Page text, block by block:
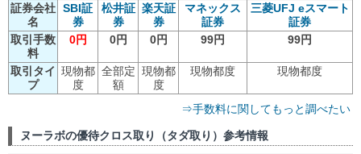
証券会社
名
SBI証
券
松井証
券
楽天証
券
マネックス
証券
三菱UFJ eスマート
証券
取引手数
料
0円 0円 0円 99円 99円
取引タイ
プ
現物都
度
全部定
額
現物都
度
現物都度 現物都度
⇒手数料に関してもっと調べたい
ヌーラボの優待クロス取り（タダ取り）参考情報